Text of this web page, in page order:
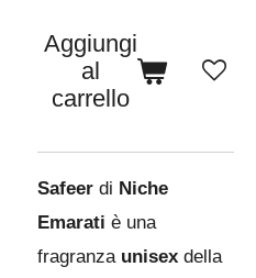
Aggiungi
al
carrello
Safeer di Niche
Emarati è una
fragranza unisex della